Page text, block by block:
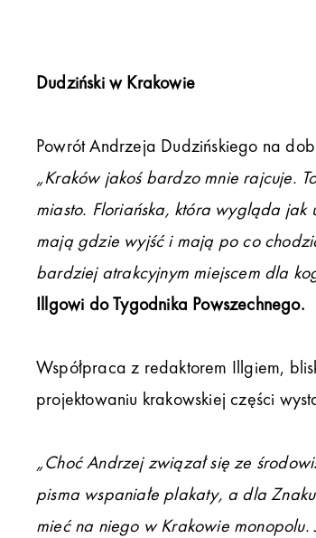
Dudziński w Krakowie
Powrót Andrzeja Dudzińskiego na
„Kraków jakoś bardzo mnie rajcuje.
miasto. Floriańska, która wygląda
mają gdzie wyjść i mają po co
bardziej atrakcyjnym miejscem dla
Illgowi do Tygodnika Powszechnego.
Współpraca z redaktorem Illgiem,
projektowaniu krakowskiej części
„Choć Andrzej związał się ze
pisma wspaniałe plakaty, a dla
mieć na niego w Krakowie